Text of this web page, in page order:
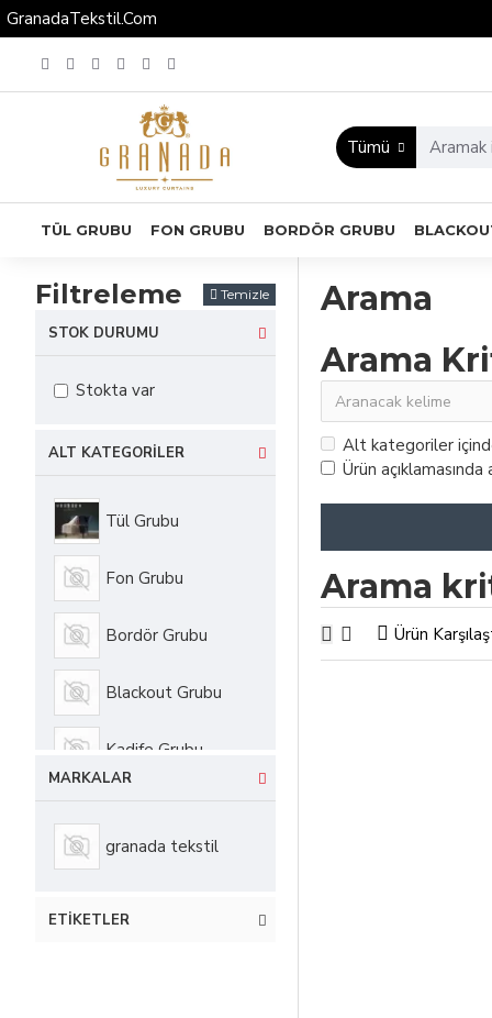
GranadaTekstil.Com
Tümü
TÜL GRUBU FON GRUBU BORDÖR GRUBU
Filtreleme Temizle
ALT KATEGORILER
Tül Grubu
Fon Grubu
Bordör Grubu
Blackout Grubu
Kadife Grubu
MARKALAR
granada tekstil
ETIKETLER
STOK DURUMU
Stokta var
Arama
Arama
Alt kategoriler
Ürün açıklamasında
Arama
Ürün